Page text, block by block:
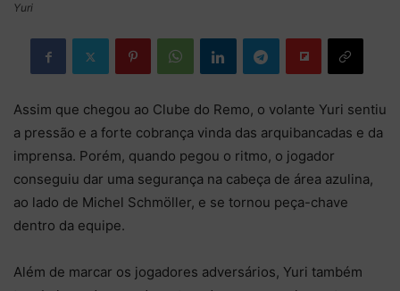
Yuri
Assim que chegou ao Clube do Remo, o volante Yuri sentiu
a pressão e a forte cobrança vinda das arquibancadas e da
imprensa. Porém, quando pegou o ritmo, o jogador
conseguiu dar uma segurança na cabeça de área azulina,
ao lado de Michel Schmöller, e se tornou peça-chave
dentro da equipe.
Além de marcar os jogadores adversários, Yuri também